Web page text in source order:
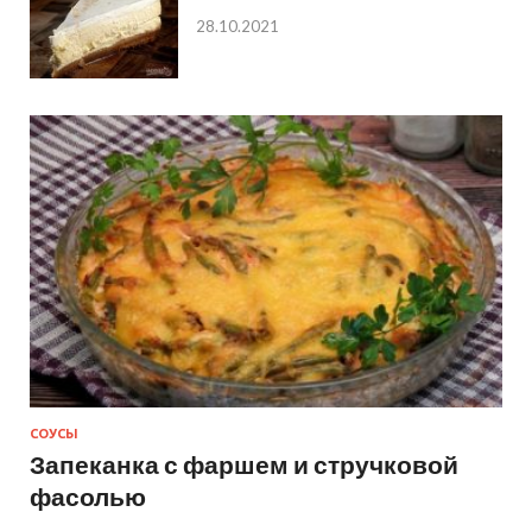
28.10.2021
СОУСЫ
Запеканка с фаршем и стручковой
фасолью